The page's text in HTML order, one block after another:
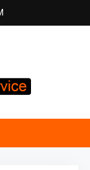
&
–
en
voetverzorging en